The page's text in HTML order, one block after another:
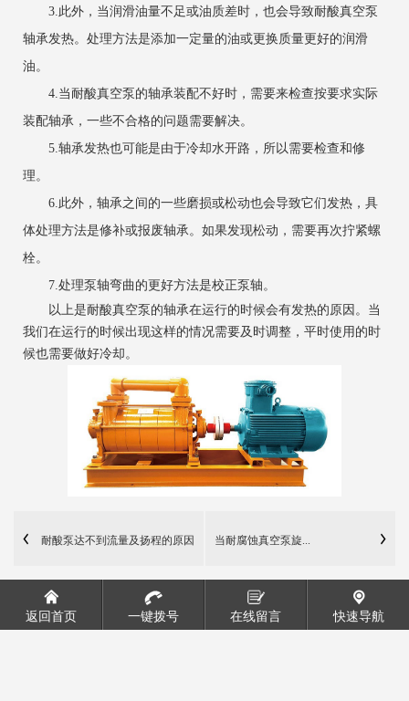
3.此外，当润滑油量不足或油质差时，也会导致耐酸真空泵
轴承发热。处理方法是添加一定量的油或更换质量更好的润滑
油。
4.当耐酸真空泵的轴承装配不好时，需要来检查按要求实际
装配轴承，一些不合格的问题需要解决。
5.轴承发热也可能是由于冷却水开路，所以需要检查和修
理。
6.此外，轴承之间的一些磨损或松动也会导致它们发热，具
体处理方法是修补或报废轴承。如果发现松动，需要再次拧紧螺
栓。
7.处理泵轴弯曲的更好方法是校正泵轴。
以上是耐酸真空泵的轴承在运行的时候会有发热的原因。当
我们在运行的时候出现这样的情况需要及时调整，平时使用的时
候也需要做好冷却。
耐酸泵达不到流量及扬程的原因 当耐腐蚀真空泵旋...
返回首页 一键拨号 在线留言 快速导航